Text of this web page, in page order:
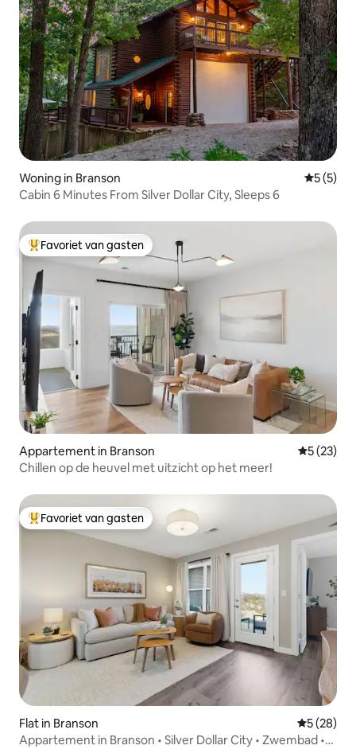
Woning in Branson
5 (5)
Cabin 6 Minutes From Silver Dollar City, Sleeps 6
Topfavoriet van gasten
Favoriet van gasten
Appartement in Branson
5 (23)
Chillen op de heuvel met uitzicht op het meer!
Topfavoriet van gasten
Favoriet van gasten
Flat in Branson
5 (28)
Appartement in Branson • Silver Dollar City • Zwembad •